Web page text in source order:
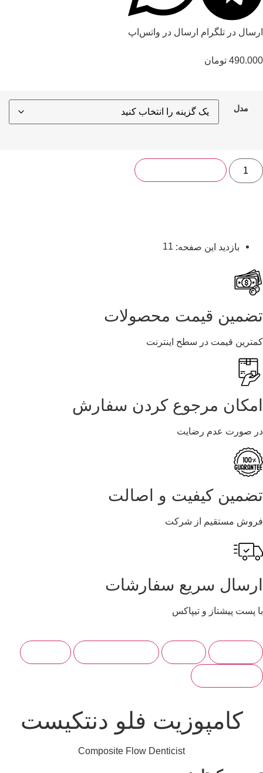
ارسال در تلگرام ارسال در واتس‌اپ
490.000 تومان
مدل
بازدید این صفحه: 11
تضمین قیمت محصولات
کمترین قیمت در سطح اینترنت
امکان مرجوع کردن سفارش
در صورت عدم رضایت
تضمین کیفیت و اصالت
فروش مستقیم از شرکت
ارسال سریع سفارشات
با پست پیشتاز و تیپاکس
کامپوزیت فلو دنتکیست
Composite Flow Denticist